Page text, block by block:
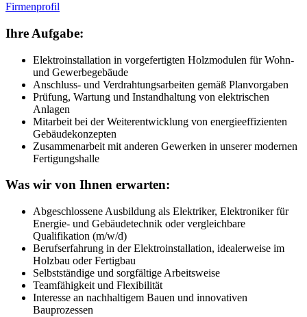
Firmenprofil
Ihre Aufgabe:
Elektroinstallation in vorgefertigten Holzmodulen für Wohn-
und Gewerbegebäude
Anschluss- und Verdrahtungsarbeiten gemäß Planvorgaben
Prüfung, Wartung und Instandhaltung von elektrischen
Anlagen
Mitarbeit bei der Weiterentwicklung von energieeffizienten
Gebäudekonzepten
Zusammenarbeit mit anderen Gewerken in unserer modernen
Fertigungshalle
Was wir von Ihnen erwarten:
Abgeschlossene Ausbildung als Elektriker, Elektroniker für
Energie- und Gebäudetechnik oder vergleichbare
Qualifikation (m/w/d)
Berufserfahrung in der Elektroinstallation, idealerweise im
Holzbau oder Fertigbau
Selbstständige und sorgfältige Arbeitsweise
Teamfähigkeit und Flexibilität
Interesse an nachhaltigem Bauen und innovativen
Bauprozessen